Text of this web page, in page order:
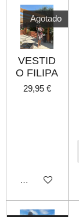
Agotado
VESTID
O FILIPA
29,95 €
Agotado